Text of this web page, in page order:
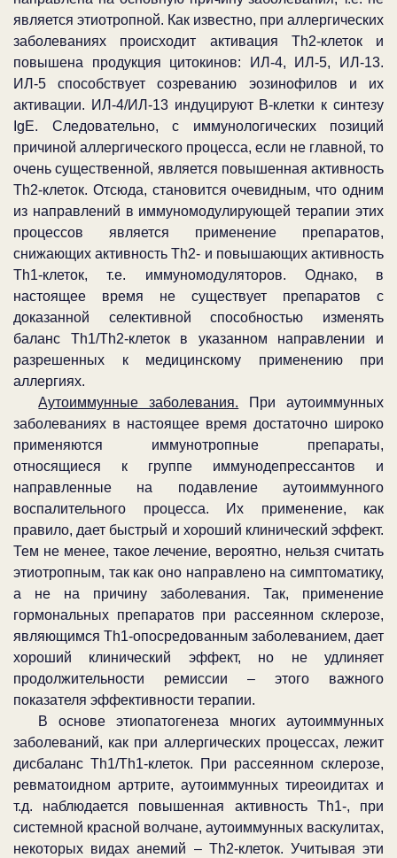
является этиотропной. Как известно, при аллергических
заболеваниях происходит активация Th2-клеток и
повышена продукция цитокинов: ИЛ-4, ИЛ-5, ИЛ-13.
ИЛ-5 способствует созреванию эозинофилов и их
активации. ИЛ-4/ИЛ-13 индуцируют В-клетки к синтезу
IgE. Следовательно, с иммунологических позиций
причиной аллергического процесса, если не главной, то
очень существенной, является повышенная активность
Th2-клеток. Отсюда, становится очевидным, что одним
из направлений в иммуномодулирующей терапии этих
процессов является применение препаратов,
снижающих активностьTh2- и повышающих активность
Th1-клеток, т.е. иммуномодуляторов. Однако, в
настоящее время не существует препаратов с
доказанной селективной способностью изменять
баланс Th1/Th2-клеток в указанном направлении и
разрешенных к медицинскому применению при
аллергиях.
Аутоиммунные заболевания. При аутоиммунных
заболеваниях в настоящее время достаточно широко
применяются иммунотропные препараты,
относящиеся к группе иммунодепрессантов и
направленные на подавление аутоиммунного
воспалительного процесса. Их применение, как
правило, дает быстрый и хороший клинический эффект.
Тем не менее, такое лечение, вероятно, нельзя считать
этиотропным, так как оно направлено на симптоматику,
а не на причину заболевания. Так, применение
гормональных препаратов при рассеянном склерозе,
являющимся Th1-опосредованным заболеванием, дает
хороший клинический эффект, но не удлиняет
продолжительности ремиссии – этого важного
показателя эффективности терапии.
В основе этиопатогенеза многих аутоиммунных
заболеваний, как при аллергических процессах, лежит
дисбаланс Th1/Th1-клеток. При рассеянном склерозе,
ревматоидном артрите, аутоиммунных тиреоидитах и
т.д. наблюдается повышенная активность Th1-, при
системной красной волчане, аутоиммунных васкулитах,
некоторых видах анемий – Th2-клеток. Учитывая эти